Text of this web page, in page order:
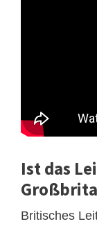
Ist das
Britisches